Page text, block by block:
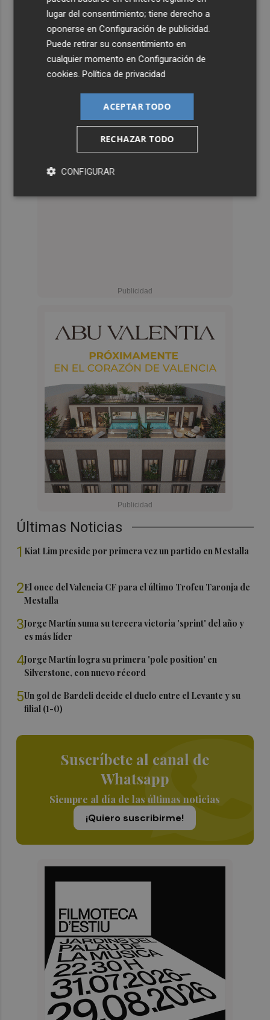
Últimas Noticias
1 Kiat Lim preside por primera vez un partido en Mestalla
2El once del Valencia CF para el último Trofeu Taronja de
Mestalla
3Jorge Martín suma su tercera victoria 'sprint' del año y
es más líder
4Jorge Martín logra su primera 'pole position' en
Silverstone, con nuevo récord
5Un gol de Bardeli decide el duelo entre el Levante y su
filial (1-0)
Suscríbete al canal de
Whatsapp
Siempre al día de las últimas noticias
¡Quiero suscribirme!
lugar del consentimiento; tiene derecho a
oponerse enConfiguración de publicidad.
Puede retirar su consentimiento en
cualquier momento enConfiguración de
cookies.Política de privacidad
ACEPTAR TODO
RECHAZAR TODO
CONFIGURAR